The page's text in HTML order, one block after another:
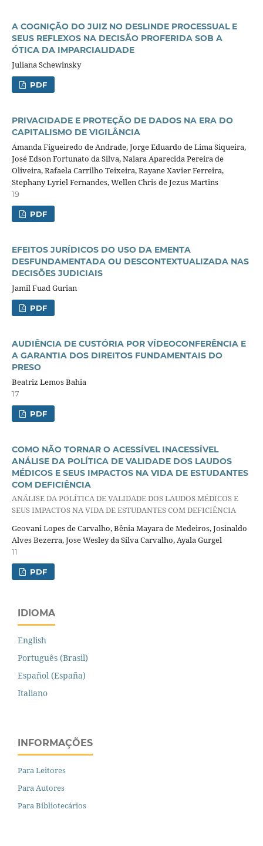
A COGNIÇÃO DO JUIZ NO DESLINDE PROCESSUAL E
SEUS REFLEXOS NA DECISÃO PROFERIDA SOB A
ÓTICA DA IMPARCIALIDADE
Juliana Schewinsky
PDF
PRIVACIDADE E PROTEÇÃO DE DADOS NA ERA DO
CAPITALISMO DE VIGILÂNCIA
Amanda Figueiredo de Andrade, Jorge Eduardo de Lima Siqueira,
José Edson Fortunato da Silva, Naiara Aparecida Pereira de
Oliveira, Rafaela Carrilho Teixeira, Rayane Xavier Ferreira,
Stephany Lyriel Fernandes, Wellen Chris de Jezus Martins
19
PDF
EFEITOS JURÍDICOS DO USO DA EMENTA
DESFUNDAMENTADA OU DESCONTEXTUALIZADA NAS
DECISÕES JUDICIAIS
Jamil Fuad Gurian
PDF
AUDIÊNCIA DE CUSTÓRIA POR VÍDEOCONFERÊNCIA E
A GARANTIA DOS DIREITOS FUNDAMENTAIS DO
PRESO
Beatriz Lemos Bahia
17
PDF
COMO NÃO TORNAR O ACESSÍVEL INACESSÍVEL
ANÁLISE DA POLÍTICA DE VALIDADE DOS LAUDOS
MÉDICOS E SEUS IMPACTOS NA VIDA DE ESTUDANTES
COM DEFICIÊNCIA
ANÁLISE DA POLÍTICA DE VALIDADE DOS LAUDOS MÉDICOS E
SEUS IMPACTOS NA VIDA DE ESTUDANTES COM DEFICIÊNCIA
Geovani Lopes de Carvalho, Bênia Mayara de Medeiros, Josinaldo
Alves Bezerra, Jose Wesley da Silva Carvalho, Ayala Gurgel
11
PDF
IDIOMA
English
Português (Brasil)
Español (España)
Italiano
INFORMAÇÕES
Para Leitores
Para Autores
Para Bibliotecários